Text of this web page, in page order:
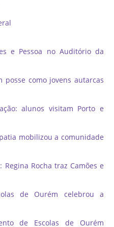
e Pessoa no Auditório da
posse como jovens autarcas
alunos visitam Porto e
mobilizou a comunidade
Regina Rocha traz Camões e
de Ourém celebrou a
de Escolas de Ourém